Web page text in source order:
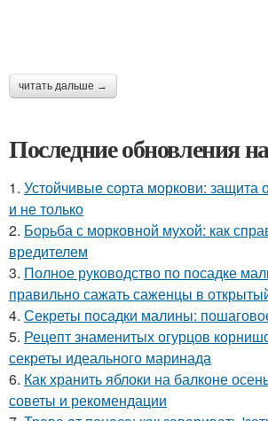
читать дальше →
Последние обновления
1. Устойчивые сорта моркови: защита
и не только
2. Борьба с морковной мухой: как
вредителем
3. Полное руководство по посадке
правильно сажать саженцы в
4. Секреты посадки малины:
5. Рецепт знаменитых огурцов
секреты идеального маринада
6. Как хранить яблоки на балконе
советы и рекомендации